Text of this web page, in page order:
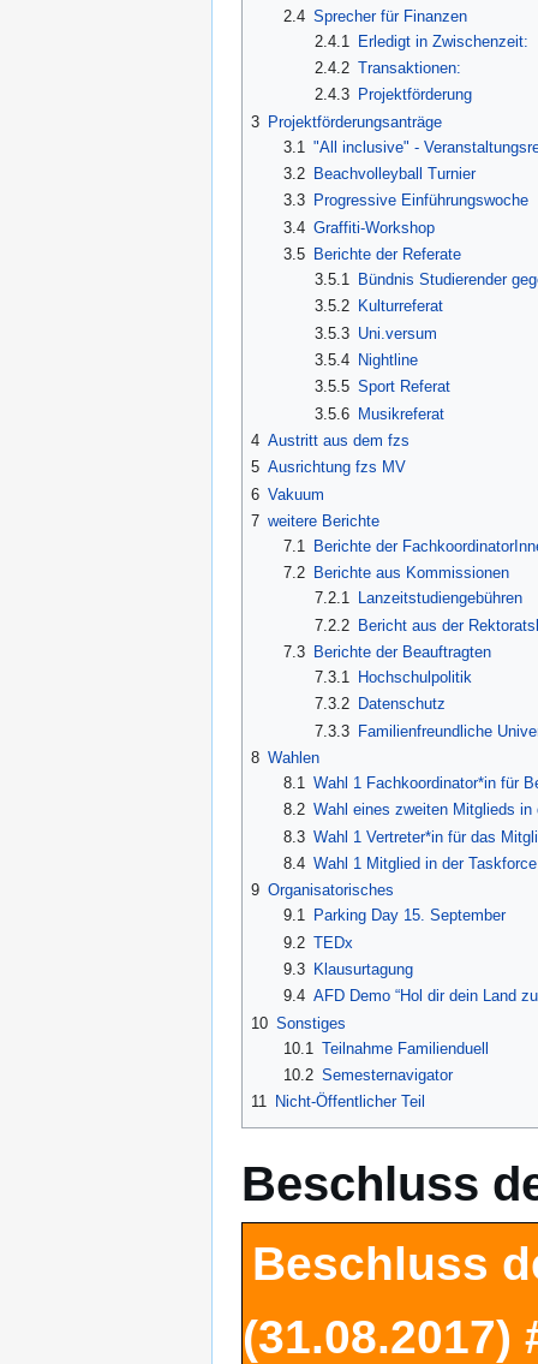
2.4 Sprecher für Finanzen
2.4.1
Erledigt in Zwischenzeit:
2.4.2 Transaktionen:
2.4.3 Projektförderung
3 Projektförderungsanträge
3.1
"All inclusive" -
3.2
Beachvolleyball Turnier
3.3
Progressive Einführungswoche
3.4 Graffiti-Workshop
3.5
Berichte der Referate
3.5.1 Bündnis Studierender
3.5.2 Kulturreferat
3.5.3 Uni.versum
3.5.4 Nightline
3.5.5 Sport Referat
3.5.6 Musikreferat
4 Austritt aus dem fzs
5 Ausrichtung fzs MV
6 Vakuum
7 weitere Berichte
7.1
Berichte der
7.2
Berichte aus Kommissionen
7.2.1 Lanzeitstudiengebühren
7.2.2 Bericht aus der
7.3
Berichte der Beauftragten
7.3.1 Hochschulpolitik
7.3.2 Datenschutz
7.3.3 Familienfreundliche
8 Wahlen
8.1 Wahl 1 Fachkoordinator*in für
8.2 Wahl eines zweiten Mitglieds
8.3 Wahl 1 Vertreter*in für das
8.4 Wahl 1 Mitglied in der
9 Organisatorisches
9.1
Parking Day 15. September
9.2 TEDx
9.3
Klausurtagung
9.4 AFD Demo “Hol dir dein Land
10 Sonstiges
10.1 Teilnahme Familienduell
10.2 Semesternavigator
11 Nicht-Öffentlicher Teil
Beschluss
Beschluss